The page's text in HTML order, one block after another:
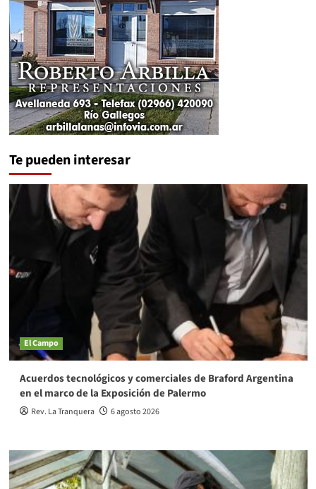
Te pueden interesar
El Campo
Acuerdos tecnológicos y comerciales de Braford Argentina
en el marco de la Exposición de Palermo
Rev. La Tranquera 6 agosto 2026